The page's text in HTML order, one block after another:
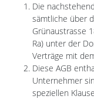
Die
sämtliche über
Grünaustrasse
Ra) unter der
Verträge mit
Diese AGB
Unternehmer
speziellen